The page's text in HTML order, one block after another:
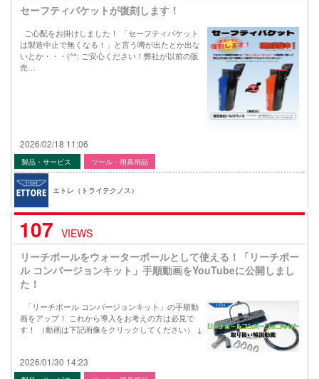
セーフティバケットが復刻します！
ご心配をお掛けしました！ 「セーフティバケット
は製造中止で無くなる！」と言う噂が出たとか出な
いとか・・・(^^; ご安心ください！弊社が以前の販
売…
2026/02/18 11:06
製品・サービス ツール・用具用品
エトレ（トライテクノス）
107 VIEWS
リーチポールをウォーターポールとして使える！「リーチポー
ル コンバージョンキット」手順動画をYouTubeに公開しまし
た！
「リーチポール コンバージョンキット」の手順動
画をアップ！ これから導入をお考えの方は必見で
す！ （動画は下記画像をクリックしてください） ↓
2026/01/30 14:23